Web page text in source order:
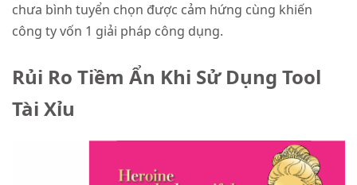
chưa bình tuyển chọn được cảm hứng cùng khiến
công ty vốn 1 giải pháp công dụng.
Rủi Ro Tiềm Ẩn Khi Sử Dụng Tool
Tài Xỉu